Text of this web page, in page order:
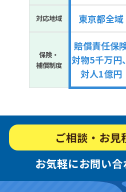
対応地域 東京都全域
保険・
補償制度
賠償責任保
対物5千万円、
対人1億円
ご相談・お見
お気軽にお問い